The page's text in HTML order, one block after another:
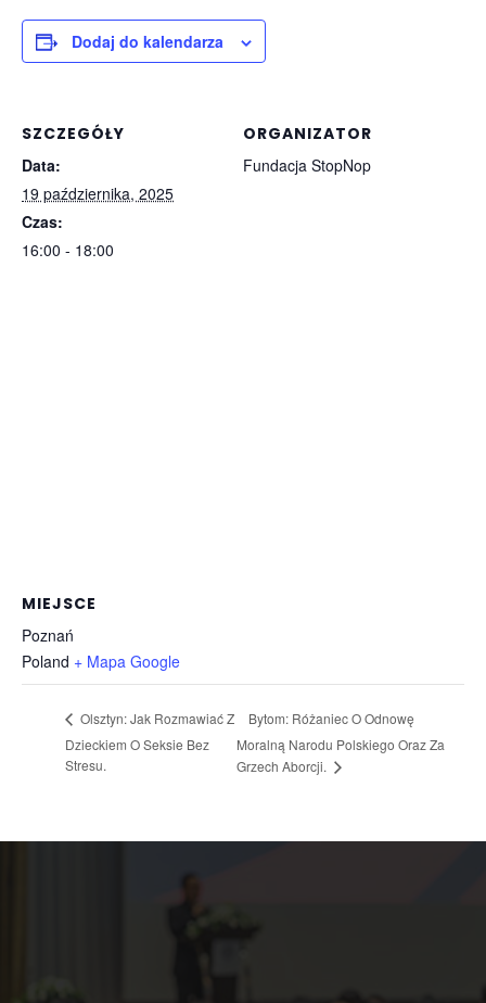
Dodaj do kalendarza
SZCZEGÓŁY
Data:
19 października, 2025
Czas:
16:00 - 18:00
ORGANIZATOR
Fundacja StopNop
MIEJSCE
Poznań
Poland + Mapa Google
Olsztyn: Jak Rozmawiać Z
Dzieckiem O Seksie Bez
Stresu.
Bytom: Różaniec O Odnowę
Moralną Narodu Polskiego Oraz Za
Grzech Aborcji.